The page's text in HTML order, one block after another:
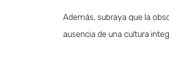
Además, subraya que la
ausencia de una cultura